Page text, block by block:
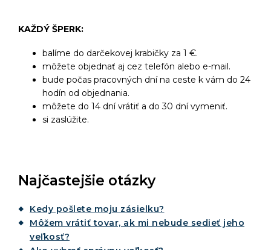
KAŽDÝ ŠPERK:
balíme do darčekovej krabičky za 1 €.
môžete objednať aj cez telefón alebo e-mail.
bude počas pracovných dní na ceste k vám do 24
hodín od objednania.
môžete do 14 dní vrátiť a do 30 dní vymeniť.
si zaslúžite.
Najčastejšie otázky
Kedy pošlete moju zásielku?
Môžem vrátiť tovar, ak mi nebude sedieť jeho
veľkosť?